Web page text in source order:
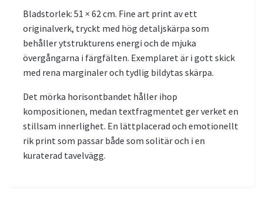
Bladstorlek: 51 × 62 cm. Fine art print av ett
originalverk, tryckt med hög detaljskärpa som
behåller ytstrukturens energi och de mjuka
övergångarna i färgfälten. Exemplaret är i gott skick
med rena marginaler och tydlig bildytas skärpa.
Det mörka horisontbandet håller ihop
kompositionen, medan textfragmentet ger verket en
stillsam innerlighet. En lättplacerad och emotionellt
rik print som passar både som solitär och i en
kuraterad tavelvägg.